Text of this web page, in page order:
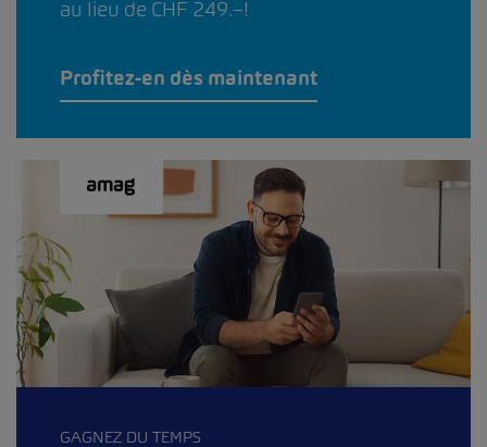
au lieu de CHF 249.–!
Profitez-en dès maintenant
GAGNEZ DU TEMPS